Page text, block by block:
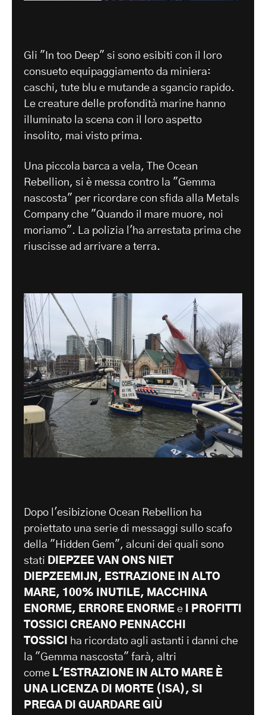
Gli "In too Deep" si sono esibiti con il loro
consueto equipaggiamento da miniera:
caschi, tute blu e mutande a sgancio rapido.
Le creature delle profondità marine hanno
illuminato la scena con il loro aspetto
insolito, mai visto prima.
Una piccola barca a vela, The Ocean
Rebellion, si è messa contro la "Gemma
nascosta" per ricordare con sfida alla Metals
Company che "Quando il mare muore, noi
moriamo". La polizia l'ha arrestata prima che
riuscisse ad arrivare a terra.
Dopo l'esibizione Ocean Rebellion ha
proiettato una serie di messaggi sullo scafo
della "Hidden Gem", alcuni dei quali sono
stati DIEPZEE VAN ONS NIET
DIEPZEEMIJN, ESTRAZIONE IN ALTO
MARE, 100% INUTILE, MACCHINA
ENORME, ERRORE ENORME e
I PROFITTI
TOSSICI CREANO PENNACCHI
TOSSICI
ha ricordato agli astanti i danni che
la "Gemma nascosta" farà, altri
come L'ESTRAZIONE IN ALTO MARE È
UNA LICENZA DI MORTE (ISA), SI
PREGA DI GUARDARE GIÙ